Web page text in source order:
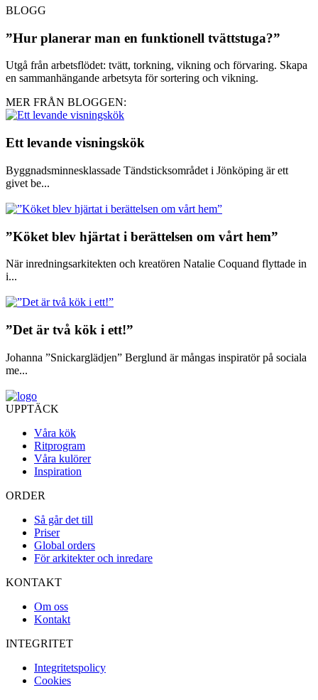
BLOGG
”Hur planerar man en funktionell tvättstuga?”
Utgå från arbetsflödet: tvätt, torkning, vikning och förvaring. Skapa
en sammanhängande arbetsyta för sortering och vikning.
MER FRÅN BLOGGEN:
Ett levande visningskök
Byggnadsminnesklassade Tändsticksområdet i Jönköping är ett
givet be...
”Köket blev hjärtat i berättelsen om vårt hem”
När inredningsarkitekten och kreatören Natalie Coquand flyttade in
i...
”Det är två kök i ett!”
Johanna ”Snickarglädjen” Berglund är mångas inspiratör på sociala
me...
UPPTÄCK
Våra kök
Ritprogram
Våra kulörer
Inspiration
ORDER
Så går det till
Priser
Global orders
För arkitekter och inredare
KONTAKT
Om oss
Kontakt
INTEGRITET
Integritetspolicy
Cookies